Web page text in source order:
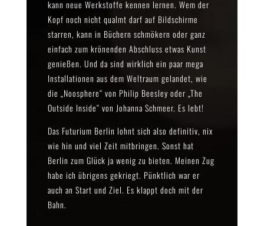
kann neue Werkstoffe kennen lernen. Wem der
Kopf noch nicht qualmt darf auf Bildschirme
starren, kann in Büchern schmökern oder ganz
einfach zum krönenden Abschluss etwas Kunst
genießen. Und da sind wirklich ein paar mega
Installationen aus dem Weltraum gelandet, wie
die „Noosphere“ von Philip Beesley oder „The
Outside Inside“ von Johanna Schmeer. Es lebt!
Das Futurium Berlin lohnt sich also definitiv, nix
wie hin und viel Zeit mitbringen. Sonst hat
Berlin zum Glück ja wenig zu bieten. Meinen Zug
habe ich übrigens gekriegt. Pünktlich war er
auch an Start und Ziel. Es klappt doch mit der
Bahn.